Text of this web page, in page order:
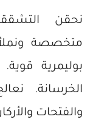
نحقن
متخصصة ونملأ
بوليمرية
الخرسانة.
والفتحات